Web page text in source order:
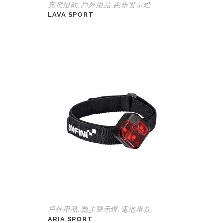
充電燈款, 戶外用品, 跑步警示燈
LAVA SPORT
戶外用品, 跑步警示燈, 電池燈款
ARIA SPORT